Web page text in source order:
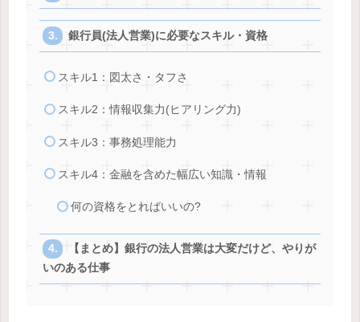
銀行員(法人営業)に必要なスキル・資格
スキル1：図太さ・タフさ
スキル2：情報収集力(ヒアリング力)
スキル3：事務処理能力
スキル4：金融を含めた幅広い知識・情報
何の資格をとればいいの?
【まとめ】銀行の法人営業は大変だけど、やりが
いのある仕事